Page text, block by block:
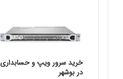
خرید سرور ویپ و حسابداری
در بوشهر